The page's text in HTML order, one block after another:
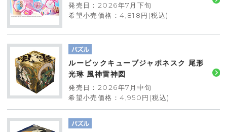
発売日：2026年7月下旬
希望小売価格：4,818円(税込)
ルービックキューブジャポネスク 尾形
光琳 風神雷神図
発売日：2026年7月中旬
希望小売価格：4,950円(税込)